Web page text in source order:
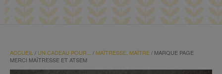
ACCUEIL / UN CADEAU POUR... / MAÎTRESSE, MAÎTRE/ MARQUE PAGE
MERCI MAÎTRESSE ET ATSEM